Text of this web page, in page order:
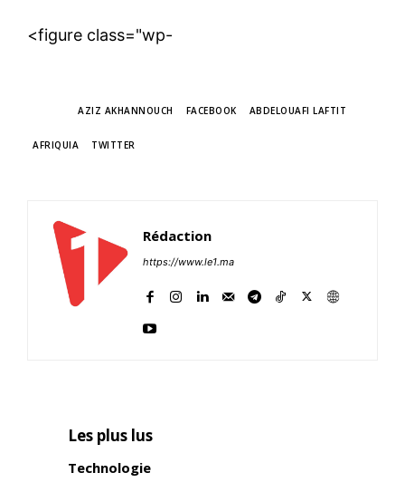
<figure class="wp-
AZIZ AKHANNOUCH FACEBOOK ABDELOUAFI LAFTIT
AFRIQUIA TWITTER
Rédaction
https://www.le1.ma
Les plus lus
Technologie